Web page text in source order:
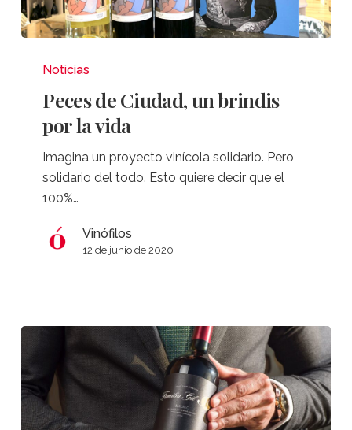
brindis
Noticias
Peces de Ciudad, un brindis
por la vida
Imagina un proyecto vinícola solidario. Pero
solidario del todo. Esto quiere decir que el
100%…
Vinófilos
12 de junio de 2020